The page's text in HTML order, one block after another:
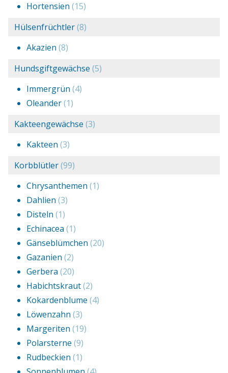
Hortensien (15)
Hülsenfrüchtler(8)
Akazien (8)
Hundsgiftgewächse (5)
Immergrün (4)
Oleander(1)
Kakteengewächse (3)
Kakteen (3)
Korbblütler(99)
Chrysanthemen (1)
Dahlien (3)
Disteln (1)
Echinacea (1)
Gänseblümchen (20)
Gazanien (2)
Gerbera (20)
Habichtskraut(2)
Kokardenblume (4)
Löwenzahn (3)
Margeriten (19)
Polarsterne (9)
Rudbeckien (1)